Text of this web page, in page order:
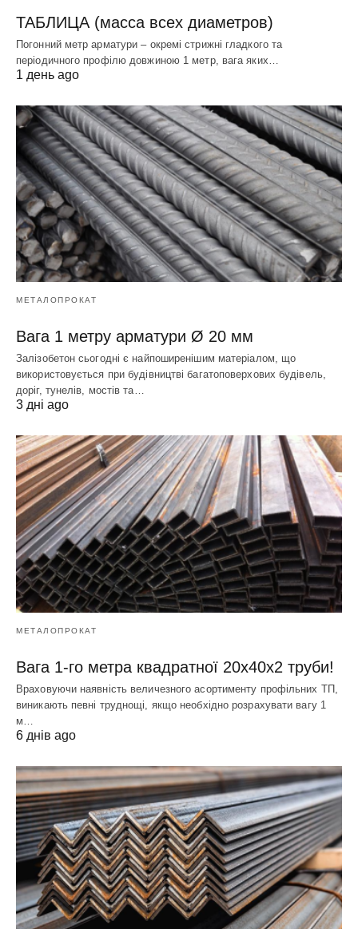
ТАБЛИЦА (масса всех диаметров)
Погонний метр арматури – окремі стрижні гладкого та
періодичного профілю довжиною 1 метр, вага яких…
1 день ago
МЕТАЛОПРОКАТ
Вага 1 метру арматури Ø 20 мм
Залізобетон сьогодні є найпоширенішим матеріалом, що
використовується при будівництві багатоповерхових будівель,
доріг, тунелів, мостів та…
3 дні ago
МЕТАЛОПРОКАТ
Вага 1-го метра квадратної 20х40х2 труби!
Враховуючи наявність величезного асортименту профільних ТП,
виникають певні труднощі, якщо необхідно розрахувати вагу 1
м…
6 днів ago